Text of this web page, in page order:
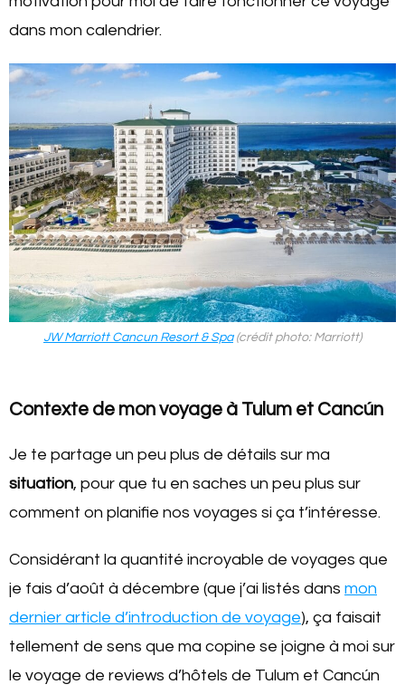
dans mon calendrier.
JW Marriott Cancun Resort & Spa(crédit photo: Marriott)
Contexte de mon voyage à Tulum et Cancún
Je te partage un peu plus de détails sur ma
situation, pour que tu en saches un peu plus sur
comment on planifie nos voyages si ça t’intéresse.
Considérant la quantité incroyable de voyages que
je fais d’août à décembre (que j’ai listés dans mon
dernier article d’introduction de voyage), ça faisait
tellement de sens que ma copine se joigne à moi sur
le voyage de reviews d’hôtels de Tulum et Cancún